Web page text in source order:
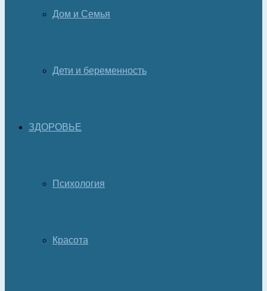
Дом и Семья
Дети и беременность
ЗДОРОВЬЕ
Психология
Красота